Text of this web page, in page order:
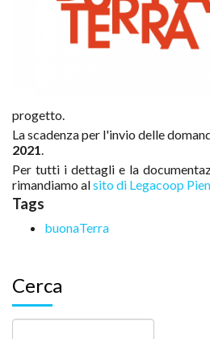
progetto.
La scadenza per l'invio delle
2021.
Per tutti i dettagli e la
rimandiamo alsito di Legacoop
Tags
buonaTerra
Cerca